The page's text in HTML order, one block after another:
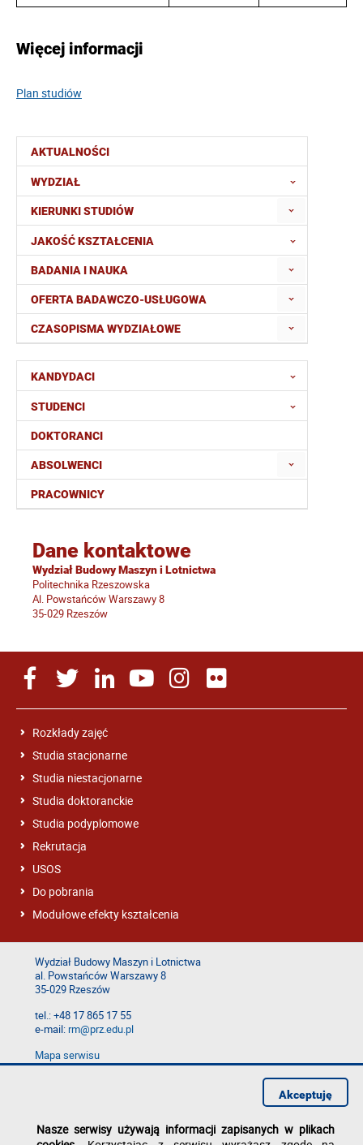
AKTUALNOŚCI
WYDZIAŁ
KIERUNKI STUDIÓW
JAKOŚĆ KSZTAŁCENIA
BADANIA I NAUKA
OFERTA BADAWCZO-USŁUGOWA
CZASOPISMA WYDZIAŁOWE
KANDYDACI
STUDENCI
DOKTORANCI
ABSOLWENCI
PRACOWNICY
Dane kontaktowe
Wydział Budowy Maszyn i Lotnictwa
Politechnika Rzeszowska
Al. Powstańców Warszawy 8
35-029 Rzeszów
Więcej informacji
Plan studiów
Rozkłady zajęć
Studia stacjonarne
Studia niestacjonarne
Studia doktoranckie
Studia podyplomowe
Rekrutacja
USOS
Do pobrania
Modułowe efekty kształcenia
Wydział Budowy Maszyn i Lotnictwa
al. Powstańców Warszawy 8
35-029 Rzeszów
tel.: +48 17 865 17 55
e-mail:rm@prz.edu.pl
Mapa serwisu
Deklaracja dostępności
Nasze serwisy używają informacji zapisanych w plikach
Akceptuję